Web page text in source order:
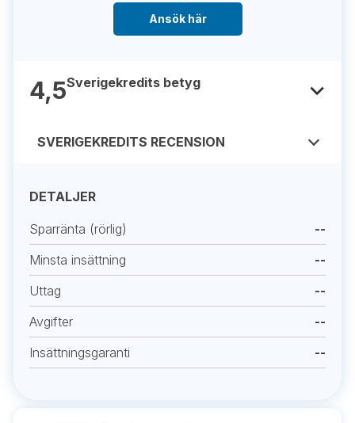
Ansök här
4,5Sverigekredits betyg
SVERIGEKREDITS RECENSION
DETALJER
Sparränta (rörlig)
--
Minsta insättning
--
Uttag
--
Avgifter
--
Insättningsgaranti
--